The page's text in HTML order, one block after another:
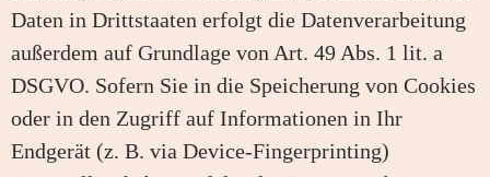
Daten in Drittstaaten erfolgt die Datenverarbeitung
außerdem auf Grundlage von Art. 49 Abs. 1 lit. a
DSGVO. Sofern Sie in die Speicherung von Cookies
oder in den Zugriff auf Informationen in Ihr
Endgerät (z. B. via Device-Fingerprinting)